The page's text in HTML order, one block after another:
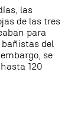
las
de las tres
para
del
se
120